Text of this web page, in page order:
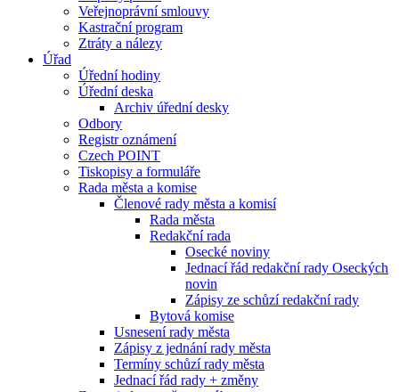
Veřejnoprávní smlouvy
Kastrační program
Ztráty a nálezy
Úřad
Úřední hodiny
Úřední deska
Archiv úřední desky
Odbory
Registr oznámení
Czech POINT
Tiskopisy a formuláře
Rada města a komise
Členové rady města a komisí
Rada města
Redakční rada
Osecké noviny
Jednací řád redakční rady Oseckých
novin
Zápisy ze schůzí redakční rady
Bytová komise
Usnesení rady města
Zápisy z jednání rady města
Termíny schůzí rady města
Jednací řád rady + změny